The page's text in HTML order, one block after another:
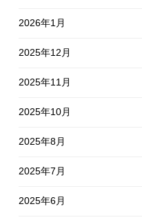
2026年1月
2025年12月
2025年11月
2025年10月
2025年8月
2025年7月
2025年6月